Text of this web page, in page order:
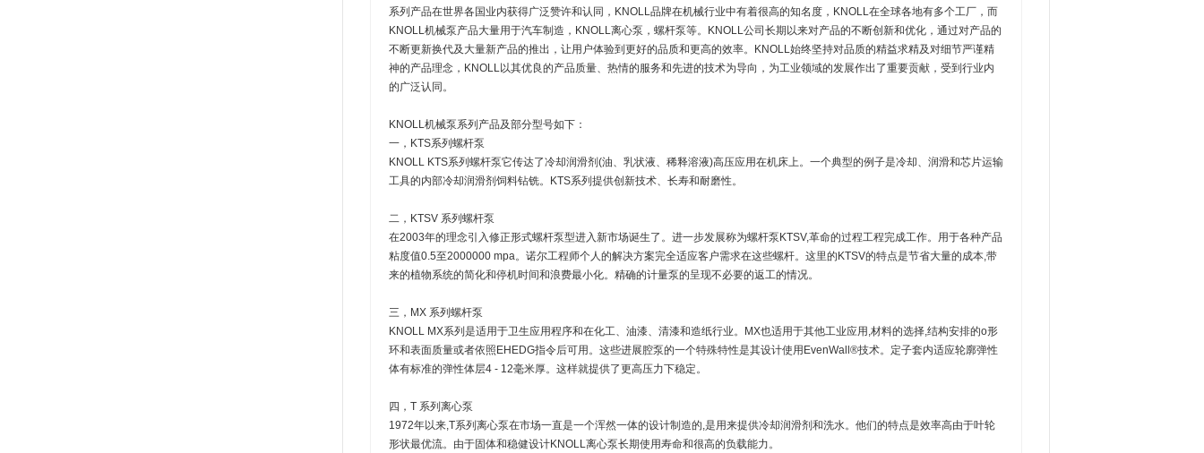
系列产品在世界各国业内获得广泛赞许和认同，KNOLL品牌在机械行业中有着很高的知名度，KNOLL在全球各地有多个工厂，而
KNOLL机械泵产品大量用于汽车制造，KNOLL离心泵，螺杆泵等。KNOLL公司长期以来对产品的不断创新和优化，通过对产品的
不断更新换代及大量新产品的推出，让用户体验到更好的品质和更高的效率。KNOLL始终坚持对品质的精益求精及对细节严谨精
神的产品理念，KNOLL以其优良的产品质量、热情的服务和先进的技术为导向，为工业领域的发展作出了重要贡献，受到行业内
的广泛认同。
KNOLL机械泵系列产品及部分型号如下：
一，KTS系列螺杆泵
KNOLL KTS系列螺杆泵它传达了冷却润滑剂(油、乳状液、稀释溶液)高压应用在机床上。一个典型的例子是冷却、润滑和芯片运输
工具的内部冷却润滑剂饲料钻铣。KTS系列提供创新技术、长寿和耐磨性。
二，KTSV 系列螺杆泵
在2003年的理念引入修正形式螺杆泵型进入新市场诞生了。进一步发展称为螺杆泵KTSV,革命的过程工程完成工作。用于各种产品
粘度值0.5至2000000 mpa。诺尔工程师个人的解决方案完全适应客户需求在这些螺杆。这里的KTSV的特点是节省大量的成本,带
来的植物系统的简化和停机时间和浪费最小化。精确的计量泵的呈现不必要的返工的情况。
三，MX 系列螺杆泵
KNOLL MX系列是适用于卫生应用程序和在化工、油漆、清漆和造纸行业。MX也适用于其他工业应用,材料的选择,结构安排的o形
环和表面质量或者依照EHEDG指令后可用。这些进展腔泵的一个特殊特性是其设计使用EvenWall®技术。定子套内适应轮廓弹性
体有标准的弹性体层4 - 12毫米厚。这样就提供了更高压力下稳定。
四，T 系列离心泵
1972年以来,T系列离心泵在市场一直是一个浑然一体的设计制造的,是用来提供冷却润滑剂和洗水。他们的特点是效率高由于叶轮
形状最优流。由于固体和稳健设计KNOLL离心泵长期使用寿命和很高的负载能力。